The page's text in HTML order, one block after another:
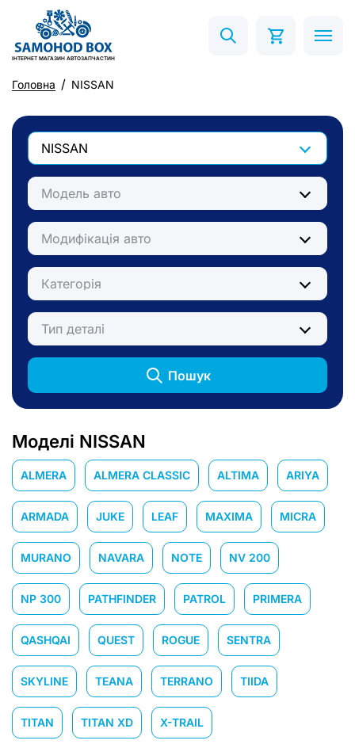
ІНТЕРНЕТ МАГАЗИН АВТОЗАПЧАСТИН
Головна NISSAN
NISSAN
Модель авто
Модифікація авто
Категорія
Тип деталі
Пошук
Моделі NISSAN
ALMERA ALMERA CLASSIC ALTIMA ARIYA
ARMADA JUKE LEAF MAXIMA MICRA
MURANO NAVARA NOTE NV 200
NP 300 PATHFINDER PATROL PRIMERA
QASHQAI QUEST ROGUE SENTRA
SKYLINE TEANA TERRANO TIIDA
TITAN TITAN XD X-TRAIL